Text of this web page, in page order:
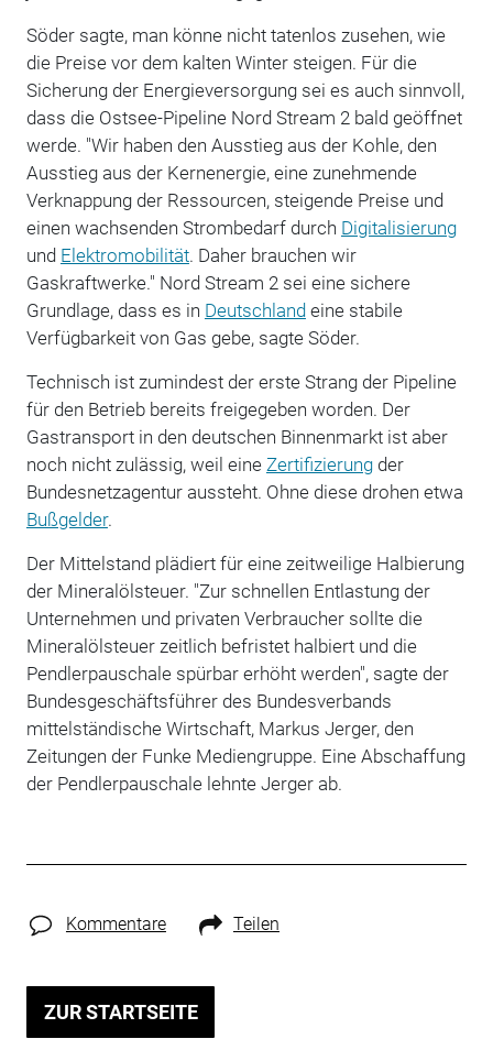
Söder sagte, man könne nicht tatenlos zusehen, wie
die Preise vor dem kalten Winter steigen. Für die
Sicherung der Energieversorgung sei es auch sinnvoll,
dass die Ostsee-Pipeline Nord Stream 2 bald geöffnet
werde. "Wir haben den Ausstieg aus der Kohle, den
Ausstieg aus der Kernenergie, eine zunehmende
Verknappung der Ressourcen, steigende Preise und
einen wachsenden Strombedarf durch Digitalisierung
und Elektromobilität. Daher brauchen wir
Gaskraftwerke." Nord Stream 2 sei eine sichere
Grundlage, dass es in Deutschlandeine stabile
Verfügbarkeit von Gas gebe, sagte Söder.
Technisch ist zumindest der erste Strang der Pipeline
für den Betrieb bereits freigegeben worden. Der
Gastransport in den deutschen Binnenmarkt ist aber
noch nicht zulässig, weil eine Zertifizierungder
Bundesnetzagentur aussteht. Ohne diese drohen etwa
Bußgelder.
Der Mittelstand plädiert für eine zeitweilige Halbierung
der Mineralölsteuer. "Zur schnellen Entlastung der
Unternehmen und privaten Verbraucher sollte die
Mineralölsteuer zeitlich befristet halbiert und die
Pendlerpauschale spürbar erhöht werden", sagte der
Bundesgeschäftsführer des Bundesverbands
mittelständische Wirtschaft, Markus Jerger, den
Zeitungen der Funke Mediengruppe. Eine Abschaffung
der Pendlerpauschale lehnte Jerger ab.
Kommentare Teilen
ZUR STARTSEITE